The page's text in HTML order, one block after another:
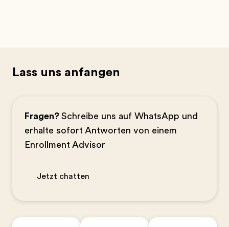
Lass uns anfangen
Fragen? Schreibe uns auf WhatsApp und
erhalte sofort Antworten von einem
Enrollment Advisor
Jetzt chatten